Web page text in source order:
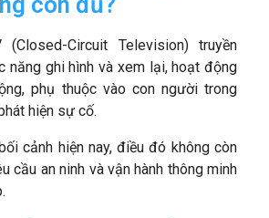
(Closed-Circuit Television) truyền
năng ghi hình và xem lại, hoạt động
phụ thuộc vào con người trong
hiện sự cố.
cảnh hiện nay, điều đó không còn
cầu an ninh và vận hành thông minh